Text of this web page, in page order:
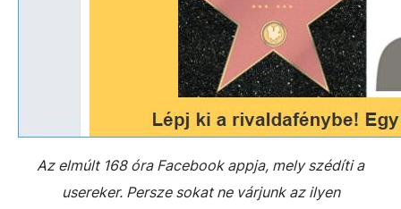
Az elmúlt 168 óra Facebook appja, mely szédíti a
usereker. Persze sokat ne várjunk az ilyen